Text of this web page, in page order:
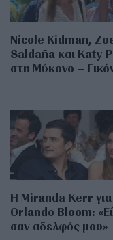
Nicole Kidman,
Saldaña και Katy
στη Μύκονο –
Η Miranda Kerr
Orlando Bloom:
σαν αδελφός μου»